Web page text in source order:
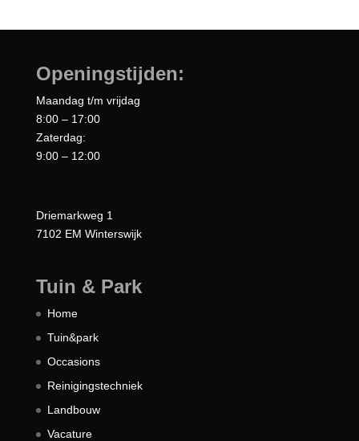
Openingstijden:
Maandag t/m vrijdag
8:00 – 17:00
Zaterdag:
9:00 – 12:00
Driemarkweg 1
7102 EM Winterswijk
Tuin & Park
Home
Tuin&park
Occasions
Reinigingstechniek
Landbouw
Vacature